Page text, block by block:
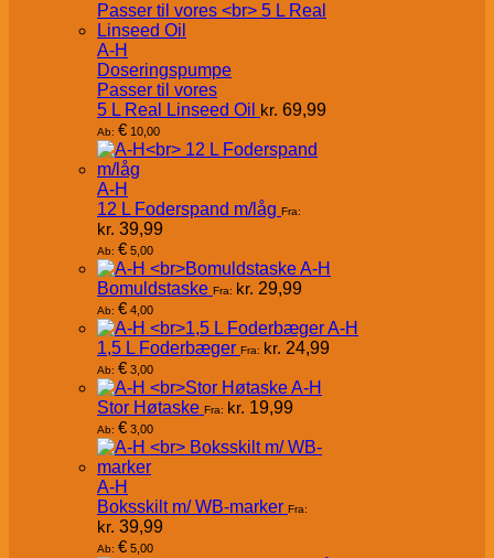
A-H
Doseringspumpe
Passer til vores
5 L Real Linseed Oil kr. 69,99
Ab: € 10,00
A-H
12 L Foderspand m/låg Fra:
kr. 39,99
Ab: € 5,00
A-H
Bomuldstaske Fra: kr. 29,99
Ab: € 4,00
A-H
1,5 L Foderbæger Fra: kr. 24,99
Ab: € 3,00
A-H
Stor Høtaske Fra: kr. 19,99
Ab: € 3,00
A-H
Boksskilt m/ WB-marker Fra:
kr. 39,99
Ab: € 5,00